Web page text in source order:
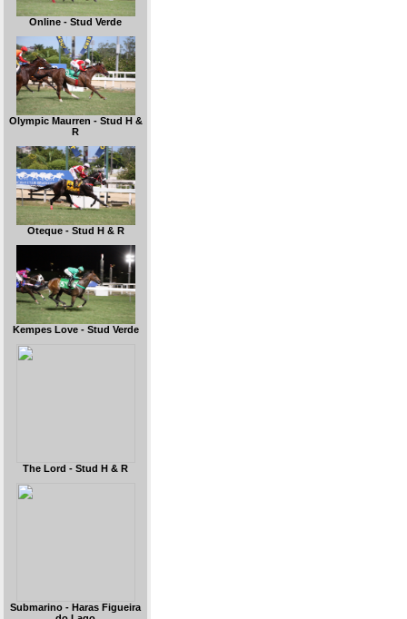
Online - Stud Verde
Olympic Maurren - Stud H &
R
Oteque - Stud H & R
Kempes Love - Stud Verde
The Lord - Stud H & R
Submarino - Haras Figueira